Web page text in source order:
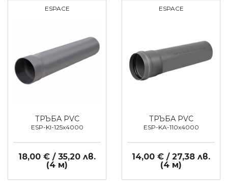
ESPACE
ТРЪБА PVC
ESP-KI-125x4000
18,00 € / 35,20 лв.
(4 м)
ESPACE
ТРЪБА PVC
ESP-KA-110x4000
14,00 € / 27,38 лв.
(4 м)